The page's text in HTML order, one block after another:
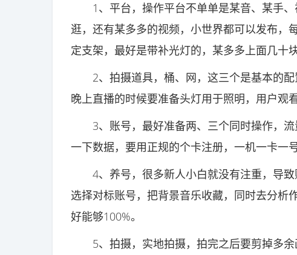
1、平台，操作平台不单单是某音、某手、
逛，还有某多多的视频，小世界都可以发布，
定支架，最好是带补光灯的，某多多上面几十
2、拍摄道具，桶、网，这三个是基本的配
晚上直播的时候要准备头灯用于照明，用户观
3、账号，最好准备两、三个同时操作，流
一下数据，要用正规的个卡注册，一机一卡一
4、养号，很多新人小白就没有注重，导致
选择对标账号，把背景音乐收藏，同时去分析
好能够100%。
5、拍摄，实地拍摄，拍完之后要剪掉多余